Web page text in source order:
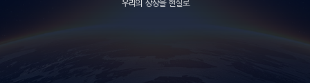
우리의 상상을 현실로